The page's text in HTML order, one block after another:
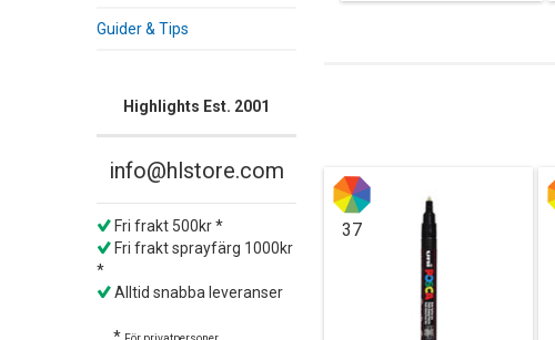
Guider & Tips
Highlights Est. 2001
info@hlstore.com
Fri frakt 500kr *
Fri frakt sprayfärg 1000kr
*
Alltid snabba leveranser
37